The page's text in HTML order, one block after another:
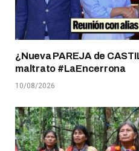
¿Nueva PAREJA de
maltrato #LaEncerrona
10/08/2026